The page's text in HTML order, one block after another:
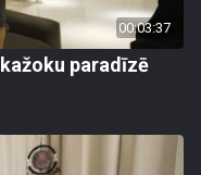
00:03:37
paradīzē